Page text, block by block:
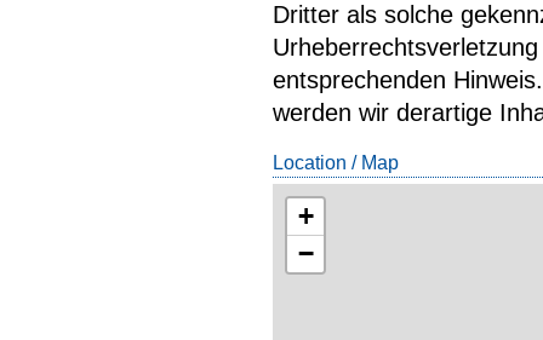
Dritter als solche
entsprechenden
werden wir derartige
Location / Map
+
−